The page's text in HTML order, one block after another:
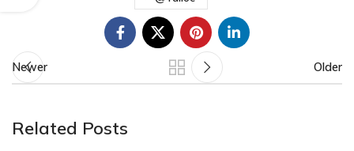
Newer Older
Related Posts